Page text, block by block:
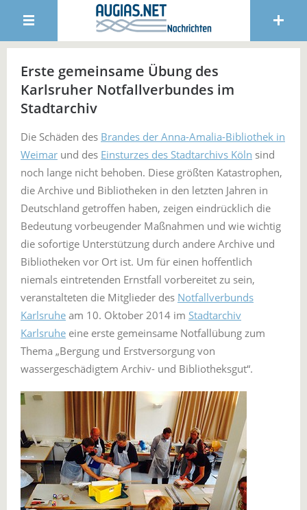
Erste gemeinsame Übung des
Karlsruher Notfallverbundes im
Stadtarchiv
Die Schäden des Brandes der Anna-Amalia-Bibliothek in
Weimar und des Einsturzes des Stadtarchivs Köln sind
noch lange nicht behoben. Diese größten Katastrophen,
die Archive und Bibliotheken in den letzten Jahren in
Deutschland getroffen haben, zeigen eindrücklich die
Bedeutung vorbeugender Maßnahmen und wie wichtig
die sofortige Unterstützung durch andere Archive und
Bibliotheken vor Ort ist. Um für einen hoffentlich
niemals eintretenden Ernstfall vorbereitet zu sein,
veranstalteten die Mitglieder des Notfallverbunds
Karlsruhe am 10. Oktober 2014 im Stadtarchiv
Karlsruhe eine erste gemeinsame Notfallübung zum
Thema „Bergung und Erstversorgung von
wassergeschädigtem Archiv- und Bibliotheksgut“.